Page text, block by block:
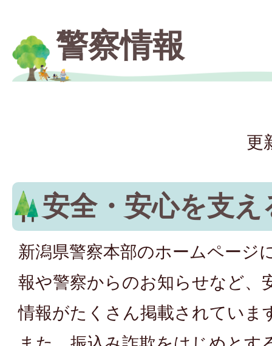
警察情報
更
安全・安心を支え
新潟県警察本部のホームページ
報や警察からのお知らせなど、
情報がたくさん掲載されていま